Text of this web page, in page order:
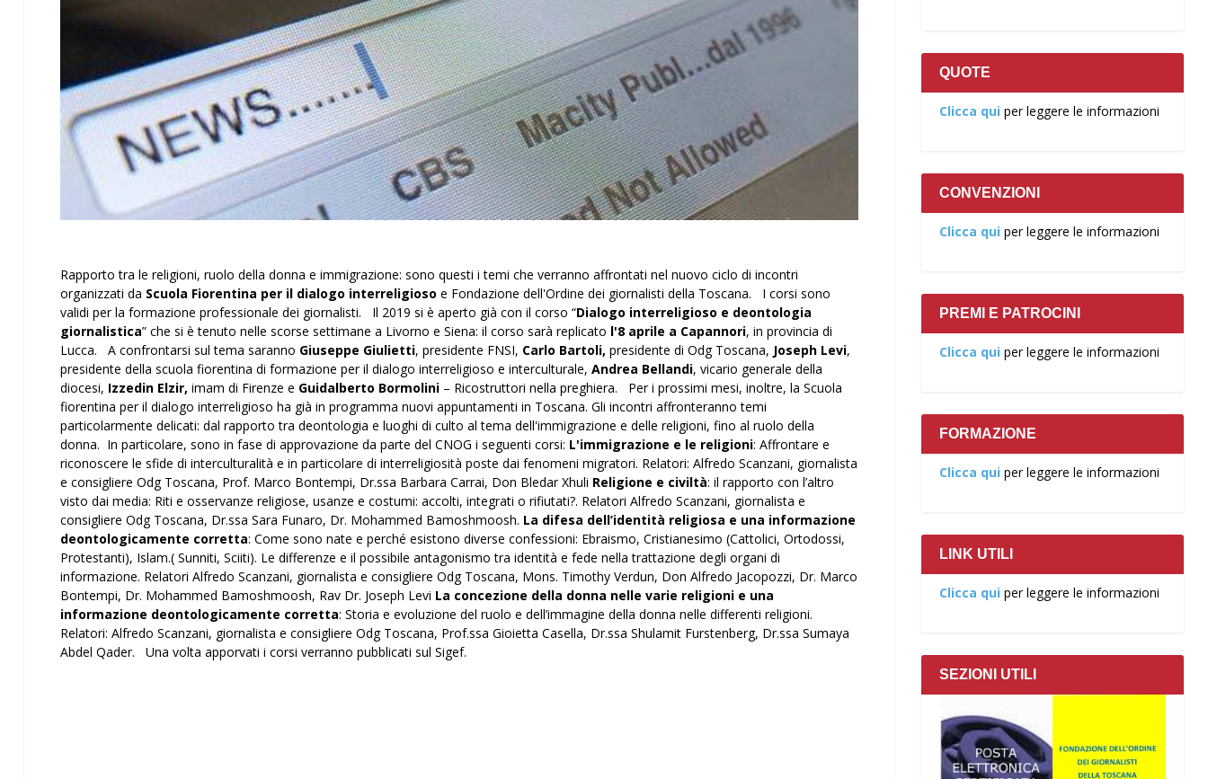
Rapporto tra le religioni, ruolo della donna e immigrazione: sono questi i temi che verranno affrontati nel nuovo ciclo di incontri
organizzati da Scuola Fiorentina per il dialogo interreligioso e Fondazione dell'Ordine dei giornalisti della Toscana. I corsi sono
validi per la formazione professionale dei giornalisti. Il 2019 si è aperto già con il corso “Dialogo interreligioso e deontologia
giornalistica” che si è tenuto nelle scorse settimane a Livorno e Siena: il corso sarà replicato l'8 aprile a Capannori, in provincia di
Lucca. A confrontarsi sul tema saranno Giuseppe Giulietti, presidente FNSI, Carlo Bartoli, presidente di Odg Toscana, Joseph Levi,
presidente della scuola fiorentina di formazione per il dialogo interreligioso e interculturale, Andrea Bellandi, vicario generale della
diocesi, Izzedin Elzir, imam di Firenze e Guidalberto Bormolini – Ricostruttori nella preghiera. Per i prossimi mesi, inoltre, la Scuola
fiorentina per il dialogo interreligioso ha già in programma nuovi appuntamenti in Toscana. Gli incontri affronteranno temi
particolarmente delicati: dal rapporto tra deontologia e luoghi di culto al tema dell'immigrazione e delle religioni, fino al ruolo della
donna. In particolare, sono in fase di approvazione da parte del CNOG i seguenti corsi: L'immigrazione e le religioni: Affrontare e
riconoscere le sfide di interculturalità e in particolare di interreligiosità poste dai fenomeni migratori. Relatori: Alfredo Scanzani, giornalista
e consigliere Odg Toscana, Prof. Marco Bontempi, Dr.ssa Barbara Carrai, Don Bledar Xhuli Religione e civiltà: il rapporto con l’altro
visto dai media: Riti e osservanze religiose, usanze e costumi: accolti, integrati o rifiutati?. Relatori Alfredo Scanzani, giornalista e
consigliere Odg Toscana, Dr.ssa Sara Funaro, Dr. Mohammed Bamoshmoosh. La difesa dell’identità religiosa e una informazione
deontologicamente corretta: Come sono nate e perché esistono diverse confessioni: Ebraismo, Cristianesimo (Cattolici, Ortodossi,
Protestanti), Islam.( Sunniti, Sciiti). Le differenze e il possibile antagonismo tra identità e fede nella trattazione degli organi di
informazione. Relatori Alfredo Scanzani, giornalista e consigliere Odg Toscana, Mons. Timothy Verdun, Don Alfredo Jacopozzi, Dr. Marco
Bontempi, Dr. Mohammed Bamoshmoosh, Rav Dr. Joseph Levi La concezione della donna nelle varie religioni e una
informazione deontologicamente corretta: Storia e evoluzione del ruolo e dell’immagine della donna nelle differenti religioni.
Relatori: Alfredo Scanzani, giornalista e consigliere Odg Toscana, Prof.ssa Gioietta Casella, Dr.ssa Shulamit Furstenberg, Dr.ssa Sumaya
Abdel Qader. Una volta apporvati i corsi verranno pubblicati sul Sigef.
QUOTE
Clicca qui per leggere le informazioni
CONVENZIONI
Clicca qui per leggere le informazioni
PREMI E PATROCINI
Clicca qui per leggere le informazioni
FORMAZIONE
Clicca qui per leggere le informazioni
LINK UTILI
Clicca qui per leggere le informazioni
SEZIONI UTILI